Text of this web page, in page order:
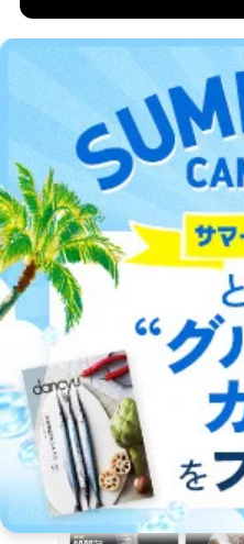
現代ギター
表紙：益田正洋
2026/07/31発売の目次
参考価格：1,650円 定期購読(デジ
クラシック・ギターの専門誌